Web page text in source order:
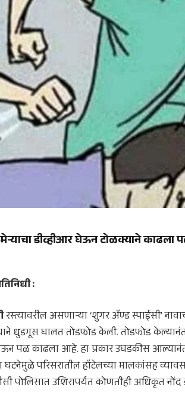
डीव्हीआर घेऊन टोळक्याने काढला
:
रस्त्यावरील असणाऱ्या ‘शुगर ॲण्ड स्पाईसी’
धुडगूस घालत तोडफोड केली. तोडफोड
पळ काढला आहे. हा प्रकार उघडकीस
घटनेमुळे परिसरातील हॉटेलच्या मालकांसह
पोलिसात उशिरापर्यंत कोणतीही अधिकृत